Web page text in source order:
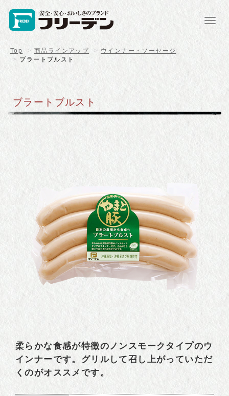
Top 商品ラインアップ
ウインナー・ソーセージ
ブラートブルスト
ブラートブルスト
柔らかな食感が特徴のノンスモークタイプのウ
インナーです。グリルして召し上がっていただ
くのがオススメです。